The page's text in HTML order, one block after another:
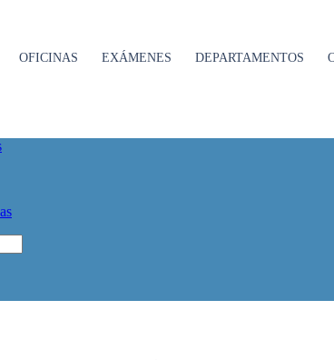
OFICINAS EXÁMENES DEPARTAMENTOS